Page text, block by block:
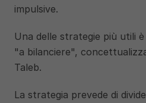
impulsive.
Una delle strategie più utili
"a bilanciere",
Taleb.
La strategia prevede di